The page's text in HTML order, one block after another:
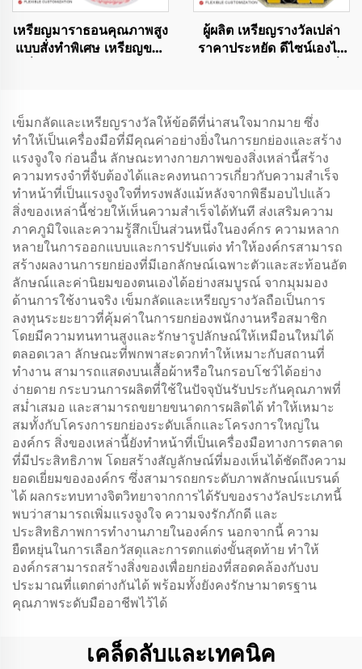
เหรียญมาราธอนคุณภาพสูง
แบบสั่งทำพิเศษ เหรียญของ
ผู้ผลิต เหรียญรางวัลเปล่า
ราคาประหยัด ดีไซน์เองได้
เข็มกลัดและเหรียญรางวัลให้ข้อดีที่น่าสนใจมากมาย ซึ่ง
ทำให้เป็นเครื่องมือที่มีคุณค่าอย่างยิ่งในการยกย่องและสร้าง
แรงจูงใจ ก่อนอื่น ลักษณะทางกายภาพของสิ่งเหล่านี้สร้าง
ความทรงจำที่จับต้องได้และคงทนถาวรเกี่ยวกับความสำเร็จ
ทำหน้าที่เป็นแรงจูงใจที่ทรงพลังแม้หลังจากพิธีมอบไปแล้ว
สิ่งของเหล่านี้ช่วยให้เห็นความสำเร็จได้ทันที ส่งเสริมความ
ภาคภูมิใจและความรู้สึกเป็นส่วนหนึ่งในองค์กร ความหลาก
หลายในการออกแบบและการปรับแต่ง ทำให้องค์กรสามารถ
สร้างผลงานการยกย่องที่มีเอกลักษณ์เฉพาะตัวและสะท้อนอัต
ลักษณ์และค่านิยมของตนเองได้อย่างสมบูรณ์ จากมุมมอง
ด้านการใช้งานจริง เข็มกลัดและเหรียญรางวัลถือเป็นการ
ลงทุนระยะยาวที่คุ้มค่าในการยกย่องพนักงานหรือสมาชิก
โดยมีความทนทานสูงและรักษารูปลักษณ์ให้เหมือนใหม่ได้
ตลอดเวลา ลักษณะที่พกพาสะดวกทำให้เหมาะกับสถานที่
ทำงาน สามารถแสดงบนเสื้อผ้าหรือในกรอบโชว์ได้อย่าง
ง่ายดาย กระบวนการผลิตที่ใช้ในปัจจุบันรับประกันคุณภาพที่
สม่ำเสมอ และสามารถขยายขนาดการผลิตได้ ทำให้เหมาะ
สมทั้งกับโครงการยกย่องระดับเล็กและโครงการใหญ่ใน
องค์กร สิ่งของเหล่านี้ยังทำหน้าที่เป็นเครื่องมือทางการตลาด
ที่มีประสิทธิภาพ โดยสร้างสัญลักษณ์ที่มองเห็นได้ชัดถึงความ
ยอดเยี่ยมขององค์กร ซึ่งสามารถยกระดับภาพลักษณ์แบรนด์
ได้ ผลกระทบทางจิตวิทยาจากการได้รับของรางวัลประเภทนี้
พบว่าสามารถเพิ่มแรงจูงใจ ความจงรักภักดี และ
ประสิทธิภาพการทำงานภายในองค์กร นอกจากนี้ ความ
ยืดหยุ่นในการเลือกวัสดุและการตกแต่งขั้นสุดท้าย ทำให้
องค์กรสามารถสร้างสิ่งของเพื่อยกย่องที่สอดคล้องกับงบ
ประมาณที่แตกต่างกันได้ พร้อมทั้งยังคงรักษามาตรฐาน
คุณภาพระดับมืออาชีพไว้ได้
เคล็ดลับและเทคนิค